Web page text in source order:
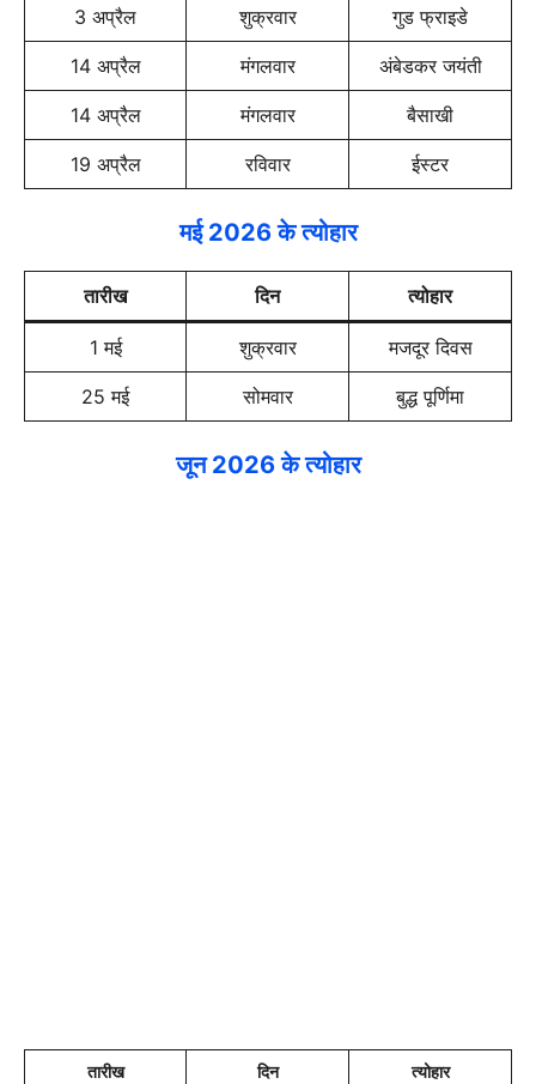
3 अप्रैल शुक्रवार गुड फ्राइडे
14 अप्रैल मंगलवार अंबेडकर जयंती
14 अप्रैल मंगलवार बैसाखी
19 अप्रैल रविवार ईस्टर
मई 2026 के त्योहार
तारीख दिन त्योहार
1 मई शुक्रवार मजदूर दिवस
25 मई सोमवार बुद्ध पूर्णिमा
जून 2026 के त्योहार
तारीख दिन त्योहार